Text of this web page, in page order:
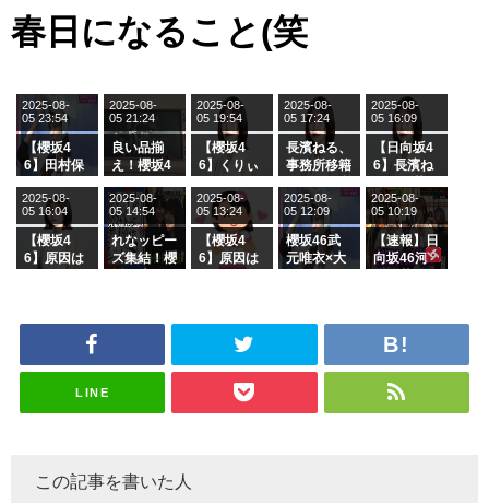
春日になること(笑
【櫻坂4
6】田村保
ージを脱い
でいた理由
2025-08-
05 23:54
良い品揃
え！櫻坂4
グル『Mak
e or Brea
k』オフィ
シャルグッ
ズ絶賛販売
2025-08-
05 21:24
【櫻坂4
6】くりぃ
の2人を手
玉に取る大
沼晶保【く
りぃむナン
タラ】
2025-08-
05 19:54
長濱ねる、
事務所移籍
属を発表
2025-08-
05 17:24
【日向坂4
6】長濱ね
ら移籍しフ
ラーム所属
に。これで
事務所に所
属している
がこちら
2025-08-
05 16:09
【櫻坂4
6】原因は
ざわつかせ
2025-08-
05 16:04
れなッピー
ズ集結！櫻
「ラヴィッ
スタジオ出
2025-08-
05 14:54
【櫻坂4
6】原因は
ざわつかせ
2025-08-
05 13:24
櫻坂46武
元唯衣×大
さんに恐怖
ナンタラ】
2025-08-
05 12:09
【速報】日
向坂46河
2025-08-
05 10:19
LINE
この記事を書いた人